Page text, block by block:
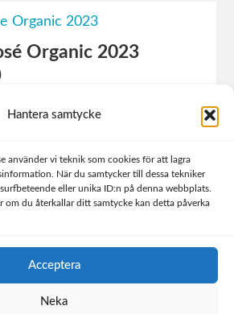
Hantera samtycke
använder vi teknik som cookies för att lagra
När du samtycker till dessa tekniker
eller unika ID:n på denna webbplats.
om du återkallar ditt samtycke kan detta påverka
Acceptera
Neka
Organic 2023
2023 är ett rosévin som fångar
Detta ekologiska vin från
2021
vitt vin som imponerar med sin